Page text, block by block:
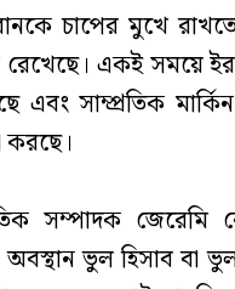
চাপের মুখে
একই সময়ে
এবং সাম্প্রতিক
করছে।
সম্পাদক জেরেমি
ভুল হিসাব বা